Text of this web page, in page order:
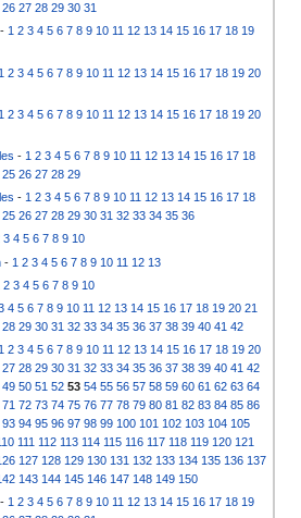
26 27 28 29 30 31
- 1 2 3 4 5 6 7 8 9 10 11 12 13 14 15 16 17 18 19
1 2 3 4 5 6 7 8 9 10 11 12 13 14 15 16 17 18 19 20
1 2 3 4 5 6 7 8 9 10 11 12 13 14 15 16 17 18 19 20
- 1 2 3 4 5 6 7 8 9 10 11 12 13 14 15 16 17 18
25 26 27 28 29
- 1 2 3 4 5 6 7 8 9 10 11 12 13 14 15 16 17 18
25 26 27 28 29 30 31 32 33 34 35 36
3 4 5 6 7 8 9 10
- 1 2 3 4 5 6 7 8 9 10 11 12 13
2 3 4 5 6 7 8 9 10
4 5 6 7 8 9 10 11 12 13 14 15 16 17 18 19 20 21
28 29 30 31 32 33 34 35 36 37 38 39 40 41 42
1 2 3 4 5 6 7 8 9 10 11 12 13 14 15 16 17 18 19 20
27 28 29 30 31 32 33 34 35 36 37 38 39 40 41 42
49 50 51 52 53 54 55 56 57 58 59 60 61 62 63 64
71 72 73 74 75 76 77 78 79 80 81 82 83 84 85 86
93 94 95 96 97 98 99 100 101 102 103 104 105
111 112 113 114 115 116 117 118 119 120 121
127 128 129 130 131 132 133 134 135 136 137
143 144 145 146 147 148 149 150
- 1 2 3 4 5 6 7 8 9 10 11 12 13 14 15 16 17 18 19